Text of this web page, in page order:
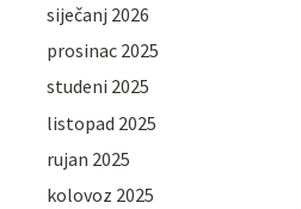
siječanj 2026
prosinac 2025
studeni 2025
listopad 2025
rujan 2025
kolovoz 2025